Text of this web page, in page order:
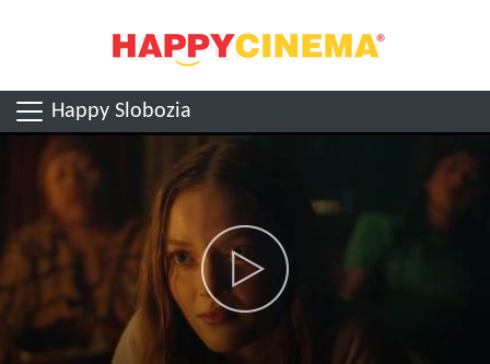
Happy Slobozia